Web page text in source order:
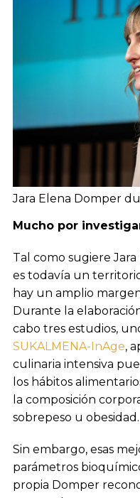
Jara Elena Domper
Mucho por
Tal como sugiere
es todavía un
hay un amplio
Durante la
cabo tres estudios,
SUKALMENA-InAge,
culinaria intensiva
los hábitos
la composición
sobrepeso u obesidad.
Sin embargo, esas
parámetros
propia Domper